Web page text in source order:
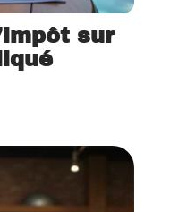
sur